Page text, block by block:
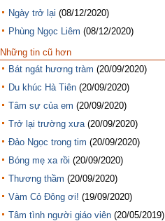
Ngày trở lại (08/12/2020)
Phùng Ngọc Liêm (08/12/2020)
Những tin cũ hơn
Bát ngát hương tràm (20/09/2020)
Du khúc Hà Tiên (20/09/2020)
Tâm sự của em (20/09/2020)
Trở lại trường xưa (20/09/2020)
Đảo Ngọc trong tim (20/09/2020)
Bóng mẹ xa rồi (20/09/2020)
Thương thầm (20/09/2020)
Vàm Cỏ Đông ơi! (19/09/2020)
Tâm tình người giáo viên (20/05/2019)